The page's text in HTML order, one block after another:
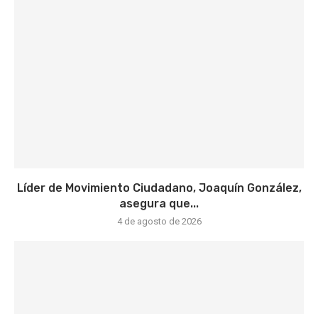
Líder de Movimiento Ciudadano, Joaquín González,
asegura que...
4 de agosto de 2026